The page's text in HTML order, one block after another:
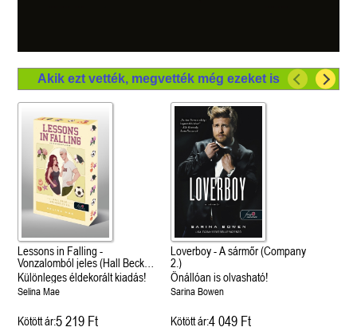
Akik ezt vették, megvették még ezeket is
Lessons in Falling -
Vonzalomból jeles (Hall Beck
University 3.)
Különleges éldekorált kiadás!
Selina Mae
Kötött ár:5 219 Ft
Loverboy - A sármőr (Company
2.)
Önállóan is olvasható!
Sarina Bowen
Kötött ár:4 049 Ft